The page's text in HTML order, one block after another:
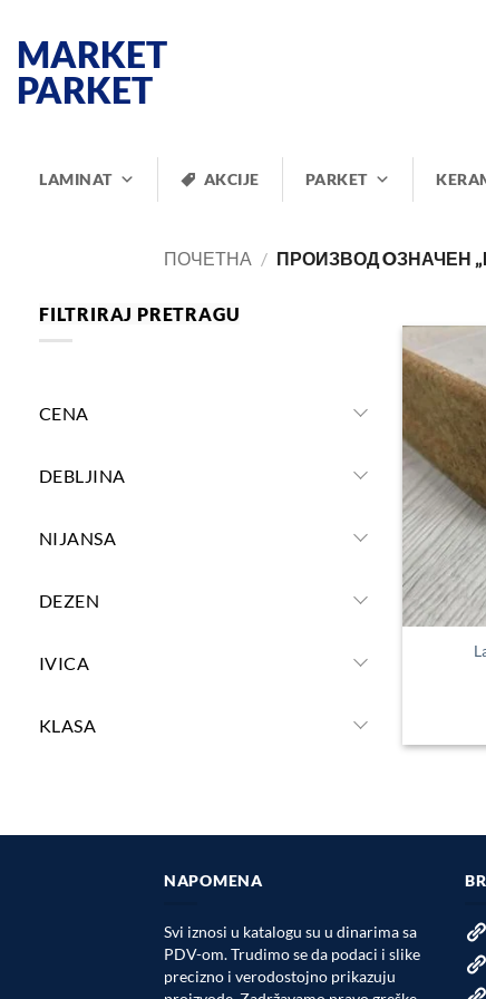
садржај
MARKET
PARKET
LAMINAT AKCIJE PARKET
ПОЧЕТНА / ПРОИЗВОД OЗНАЧЕН
FILTRIRAJ PRETRAGU
CENA
DEBLJINA
NIJANSA
DEZEN
IVICA
KLASA
NAPOMENA
Svi iznosi u katalogu su u dinarima sa
PDV-om. Trudimo se da podaci i slike
precizno i verodostojno prikazuju